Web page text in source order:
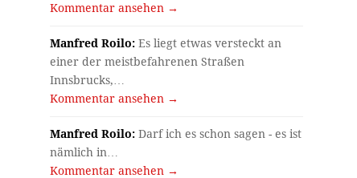
Kommentar ansehen →
Manfred Roilo: Es liegt etwas versteckt an
einer der meistbefahrenen Straßen
Innsbrucks,…
Kommentar ansehen →
Manfred Roilo: Darf ich es schon sagen - es ist
nämlich in…
Kommentar ansehen →